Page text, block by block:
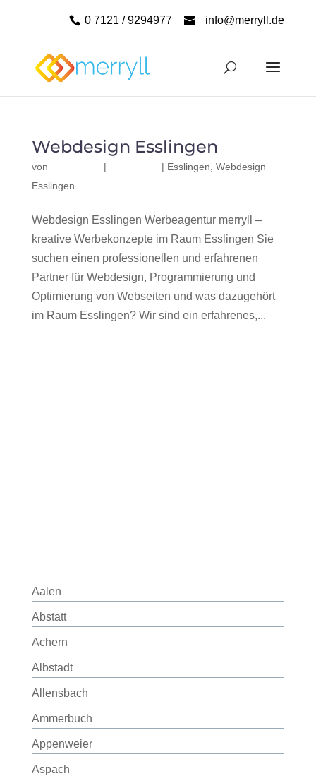
0 7121 / 9294977 info@merryll.de
Webdesign Esslingen
von | | Esslingen Webdesign
Esslingen
Webdesign Esslingen Werbeagentur merryll –
kreative Werbekonzepte im Raum Esslingen Sie
suchen einen professionellen und erfahrenen
Partner für Webdesign, Programmierung und
Optimierung von Webseiten und was dazugehört
im Raum Esslingen? Wir sind ein erfahrenes,...
Aalen
Abstatt
Achern
Albstadt
Allensbach
Ammerbuch
Appenweier
Aspach